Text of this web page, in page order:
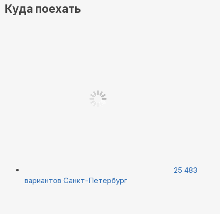
Куда поехать
25 483
вариантов Санкт-Петербург